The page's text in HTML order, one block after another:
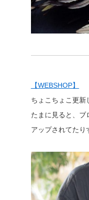
【WEBSHOP】
ちょこちょこ更新
たまに見ると、ブ
アップされてたり